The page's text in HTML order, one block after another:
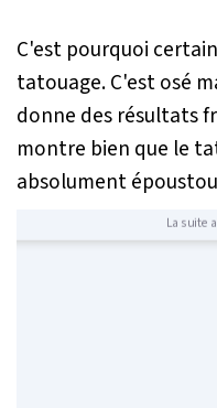
C'est pourquoi
tatouage. C'est osé
donne des résultats
montre bien que le
absolument
La suite